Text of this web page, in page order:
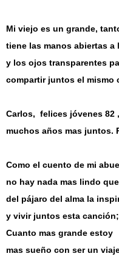
Mi viejo es un grande,
tiene las manos abiertas a
y los ojos transparentes
compartir juntos el mismo
Carlos, felices jóvenes 82
muchos años mas juntos.
Como el cuento de mi
no hay nada mas lindo
del pájaro del alma la
y vivir juntos esta canción;
Cuanto mas grande estoy
mas sueño con ser un